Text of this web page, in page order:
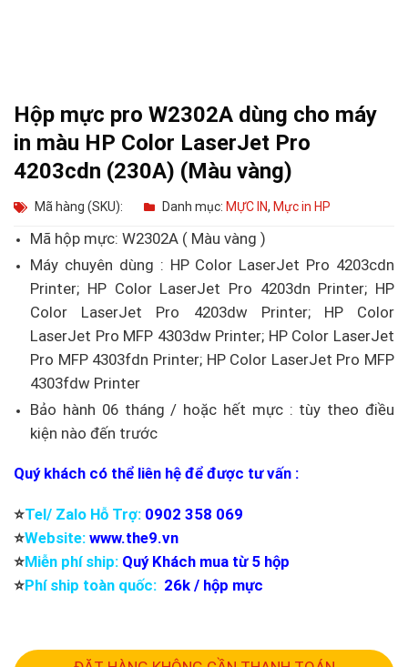
Hộp mực pro W2302A dùng cho máy
in màu HP Color LaserJet Pro
4203cdn (230A) (Màu vàng)
Mã hàng (SKU): Danh mục: MỰC IN, Mực in HP
Mã hộp mực: W2302A ( Màu vàng )
Máy chuyên dùng : HP Color LaserJet Pro 4203cdn
Printer; HP Color LaserJet Pro 4203dn Printer; HP
Color LaserJet Pro 4203dw Printer; HP Color
LaserJet Pro MFP 4303dw Printer; HP Color LaserJet
Pro MFP 4303fdn Printer; HP Color LaserJet Pro MFP
4303fdw Printer
Bảo hành 06 tháng / hoặc hết mực : tùy theo điều
kiện nào đến trước
Quý khách có thể liên hệ để được tư vấn :
⭐️Tel/ Zalo Hỗ Trợ: 0902 358 069
⭐️Website: www.the9.vn
⭐️Miễn phí ship: Quý Khách mua từ 5 hộp
⭐️Phí ship toàn quốc: 26k / hộp mực